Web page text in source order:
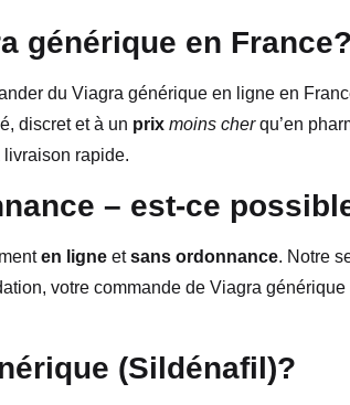
générique en France?
du Viagra générique en ligne en
discret et à un prix moins cherqu’en
livraison rapide.
– est-ce
en ligne etsans ordonnance. Notre
votre commande de Viagra générique
(Sildénafil)?